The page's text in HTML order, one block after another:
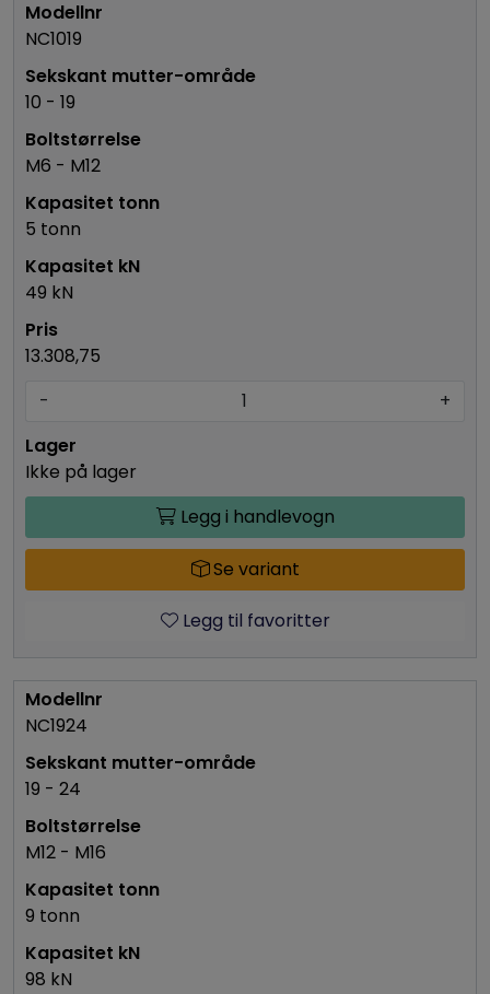
NC1019
10 - 19
M6 - M12
5 tonn
49 kN
13.308,75
-
+
Ikke på lager
Legg i handlevogn
Se variant
Legg til favoritter
NC1924
19 - 24
M12 - M16
9 tonn
98 kN